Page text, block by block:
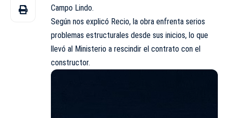
Campo Lindo.
Según nos explicó Recio, la obra enfrenta serios
problemas estructurales desde sus inicios, lo que
llevó al Ministerio a rescindir el contrato con el
constructor.